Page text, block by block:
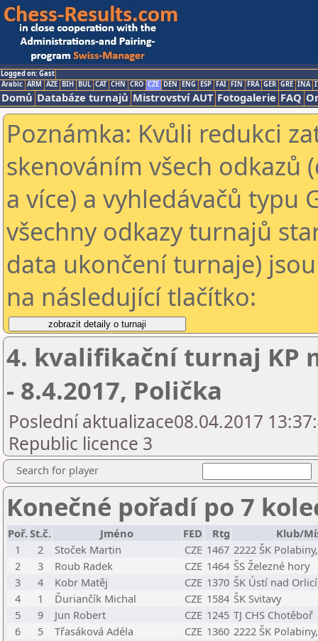
Logged on: Gast
Arabic ARM AZE BIH BUL CAT CHN CRO CZE DEN ENG ESP FAI FIN FRA GER GRE INA
Domů Databáze turnajů Mistrovství AUT Fotogalerie FAQ
Poznámka: Kvůli redukci
skenováním všech odkazů
a více) a vyhledávačů typu
všechny odkazy turnajů
data ukončení turnaje)
na následující tlačítko:
4. kvalifikační turnaj KP
- 8.4.2017, Polička
Poslední aktualizace08.04.2017
Republic licence 3
Search for player
Konečné pořadí po 7
Poř.St.č. Jméno FED Rtg
Klub/
1
2 Stoček Martin CZE 1467 2222 ŠK
2
3 Roub Radek CZE 1464 ŠS Železné hory
3
4 Kobr Matěj CZE 1370 ŠK Ústí nad
4
1 Ďuriančík Michal CZE 1584 ŠK Svitavy
5
9 Jun Robert CZE 1245 TJ CHS Chotěboř
6
5 Třasáková Adéla CZE 1360 2222 ŠK